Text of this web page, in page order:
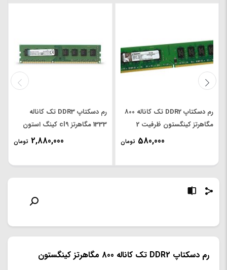
رم دسکتاپ DDR2 تک کاناله 800
مگاهرتز کینگستون ظرفیت 2
گیگابایت RAM 2G580,000 تومان
رم دسکتاپ DDR3 تک کاناله
1333 مگاهرتز cl9 کینگ استون
RAM PC 8GB DDR3
2,880,000 تومان
رم دسکتاپ DDR2 تک کاناله 800 مگاهرتز کینگستون